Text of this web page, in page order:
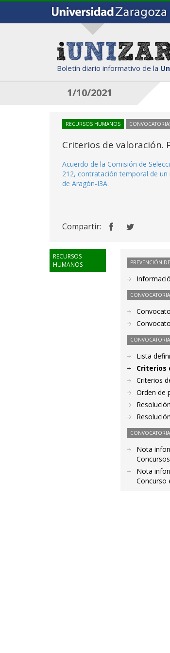
Boletín diario informativo de la
1/10/2021
RECURSOS HUMANOS
Criterios de valoración.
Acuerdo de la Comisión de
212, contratación temporal de
de Aragón-I3A.
Compartir:
RECURSOS
HUMANOS
PREVENCIÓN
Lista
Criterios
Criterios
Orden de
Nota
Nota
Concurso